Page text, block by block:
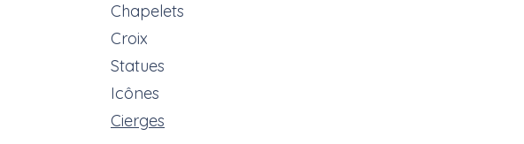
Chapelets
Croix
Statues
Icônes
Cierges